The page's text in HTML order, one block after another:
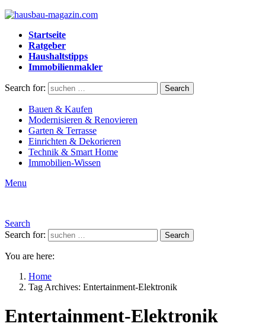
Startseite
Ratgeber
Haushaltstipps
Immobilienmakler
Search for: Search
Bauen & Kaufen
Modernisieren & Renovieren
Garten & Terrasse
Einrichten & Dekorieren
Technik & Smart Home
Immobilien-Wissen
Menu
Search
Search for:
Search
You are here:
Home
Tag Archives: Entertainment-Elektronik
Entertainment-Elektronik